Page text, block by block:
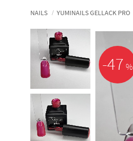
NAILS YUMINAILS GELLACK PRO
47 %